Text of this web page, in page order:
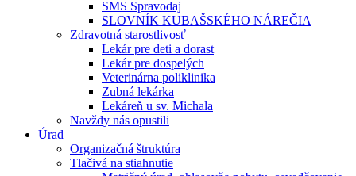
SMS Spravodaj
SLOVNÍK KUBAŠSKÉHO NÁREČIA
Zdravotná starostlivosť
Lekár pre deti a dorast
Lekár pre dospelých
Veterinárna poliklinika
Zubná lekárka
Lekáreň u sv. Michala
Navždy nás opustili
Úrad
Organizačná štruktúra
Tlačivá na stiahnutie